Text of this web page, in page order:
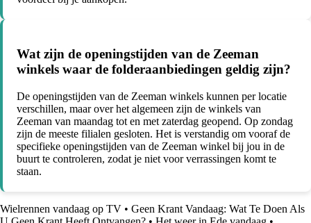
Wat zijn de openingstijden van de Zeeman
winkels waar de folderaanbiedingen geldig zijn?
De openingstijden van de Zeeman winkels kunnen per locatie
verschillen, maar over het algemeen zijn de winkels van
Zeeman van maandag tot en met zaterdag geopend. Op zondag
zijn de meeste filialen gesloten. Het is verstandig om vooraf de
specifieke openingstijden van de Zeeman winkel bij jou in de
buurt te controleren, zodat je niet voor verrassingen komt te
staan.
Wielrennen vandaag op TV • Geen Krant Vandaag: Wat Te Doen Als